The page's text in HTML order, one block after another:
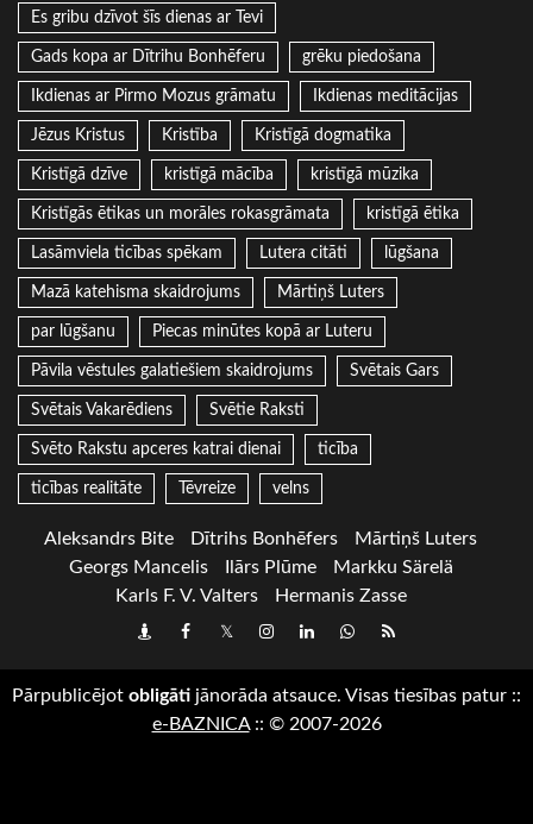
Es gribu dzīvot šīs dienas ar Tevi
Gads kopa ar Dītrihu Bonhēferu grēku piedošana
Ikdienas ar Pirmo Mozus grāmatu Ikdienas meditācijas
Jēzus Kristus Kristība Kristīgā dogmatika
Kristīgā dzīve kristīgā mācība kristīgā mūzika
Kristīgās ētikas un morāles rokasgrāmata kristīgā ētika
Lasāmviela ticības spēkam Lutera citāti lūgšana
Mazā katehisma skaidrojums Mārtiņš Luters
par lūgšanu Piecas minūtes kopā ar Luteru
Pāvila vēstules galatiešiem skaidrojums Svētais Gars
Svētais Vakarēdiens Svētie Raksti
Svēto Rakstu apceres katrai dienai ticība
ticības realitāte Tēvreize velns
Aleksandrs Bite Dītrihs Bonhēfers
Mārtiņš Luters
Georgs Mancelis
Ilārs Plūme
Markku Särelä
Karls F. V. Valters
Hermanis Zasse
DraugiemFacebook
TwitterInstagram
LinkedInwhatsapp
RSS
Pārpublicējot obligāti jānorāda atsauce. Visas tiesības patur ::
e-BAZNICA:: © 2007-2026